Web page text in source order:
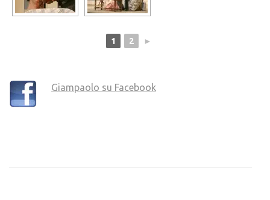
1 2 ►
Giampaolo su Facebook